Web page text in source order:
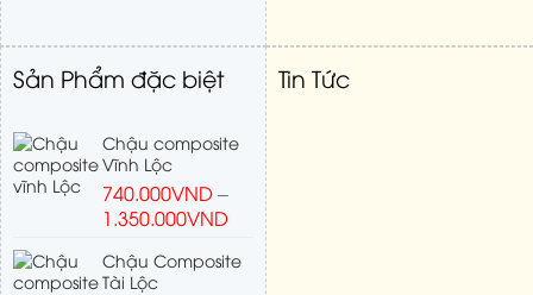
Sản Phẩm đặc biệt
Chậu composite
Vĩnh Lộc
740.000VND–
1.350.000VND
Chậu Composite
Tài Lộc
Tin Tức